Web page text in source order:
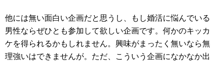
他には無い面白い企画だと思うし、もし婚活に悩んでいる
男性ならぜひとも参加して欲しい企画です。何かのキッカ
ケを得られるかもしれません。興味がまったく無いなら無
理強いはできませんが。ただ、こういう企画になかなか出